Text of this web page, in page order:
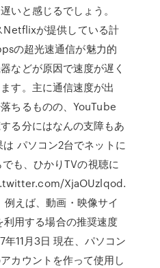
いと感じるでしょう。
Netflixが提供している計
の超光速通信が魅力的
などが原因で速度が遅く
す。主に通信速度が出
ちるものの、YouTube
る分にはなんの支障もあ
パソコン2台でネットに
も、ひかりTVの視聴に
XjaOUzlqod.
えば、動画・映像サイ
用する場合の推奨速度
11月3日 現在、パソコン
カウントを作って使用し